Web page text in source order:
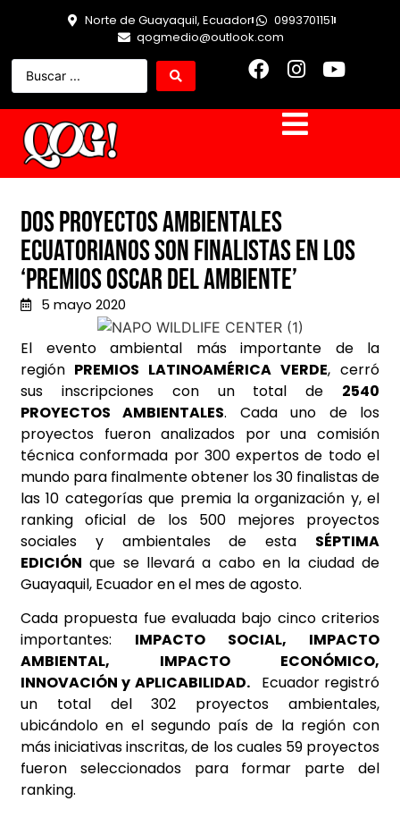
Norte de Guayaquil, Ecuador
0993701151
qogmedio@outlook.com
Dos proyectos ambientales
ecuatorianos son finalistas en los
‘Premios Oscar del Ambiente’
5 mayo 2020
El evento ambiental más importante de la
región PREMIOS LATINOAMÉRICA VERDE, cerró
sus inscripciones con un total de 2540
PROYECTOS AMBIENTALES. Cada uno de los
proyectos fueron analizados por una comisión
técnica conformada por 300 expertos de todo el
mundo para finalmente obtener los 30 finalistas de
las 10 categorías que premia la organización y, el
ranking oficial de los 500 mejores proyectos
sociales y ambientales de esta SÉPTIMA
EDICIÓN que se llevará a cabo en la ciudad de
Guayaquil, Ecuador en el mes de agosto.
Cada propuesta fue evaluada bajo cinco criterios
importantes: IMPACTO SOCIAL, IMPACTO
AMBIENTAL, IMPACTO ECONÓMICO,
INNOVACIÓN y APLICABILIDAD. Ecuador registró
un total del 302 proyectos ambientales,
ubicándolo en el segundo país de la región con
más iniciativas inscritas, de los cuales 59 proyectos
fueron seleccionados para formar parte del
ranking.